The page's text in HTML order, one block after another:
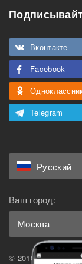
Можно
Можно с
Вконтакте
Facebook
Telegram
Русский
Ваш город:
Москва
© 2010-2026 The